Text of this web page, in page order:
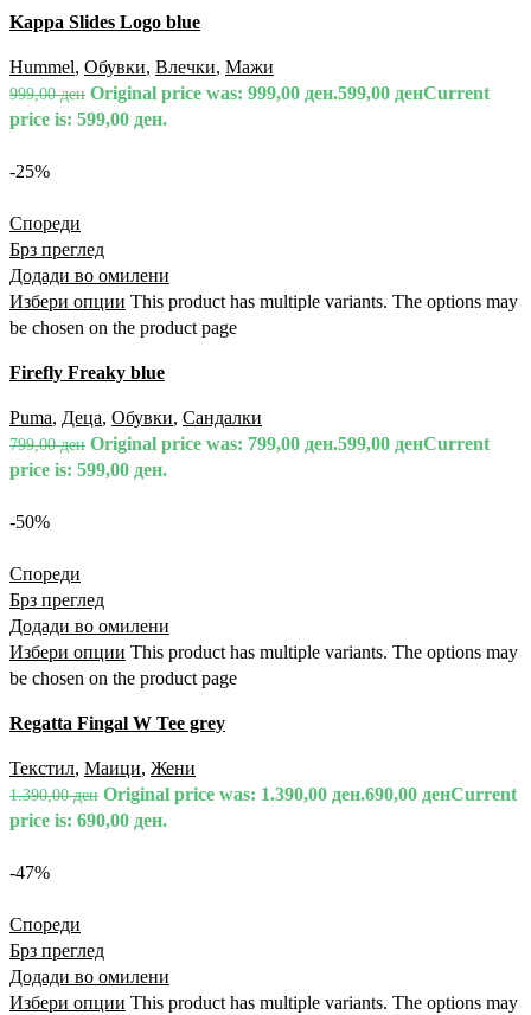
Kappa Slides Logo blue
Hummel, Обувки, Влечки, Мажи
999,00ден Original price was: 999,00 ден.599,00 денCurrent
price is: 599,00 ден.
-25%
Спореди
Брз преглед
Додади во омилени
Избери опции This product has multiple variants. The options may
be chosen on the product page
Firefly Freaky blue
Puma, Деца, Обувки, Сандалки
799,00ден Original price was: 799,00 ден.599,00 денCurrent
price is: 599,00 ден.
-50%
Спореди
Брз преглед
Додади во омилени
Избери опции This product has multiple variants. The options may
be chosen on the product page
Regatta Fingal W Tee grey
Текстил, Маици, Жени
1.390,00ден Original price was: 1.390,00 ден.690,00 денCurrent
price is: 690,00 ден.
-47%
Спореди
Брз преглед
Додади во омилени
Избери опции This product has multiple variants. The options may